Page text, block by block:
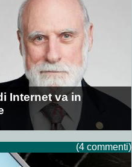
Internet va in
(4 commenti)